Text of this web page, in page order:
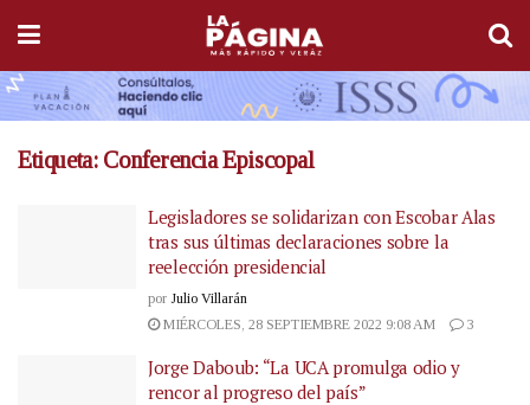
Etiqueta: Conferencia Episcopal
Legisladores se solidarizan con Escobar Alas
tras sus últimas declaraciones sobre la
reelección presidencial
por Julio Villarán
MIÉRCOLES, 28 SEPTIEMBRE 2022 9:08 AM
3
Jorge Daboub: “La UCA promulga odio y
rencor al progreso del país”